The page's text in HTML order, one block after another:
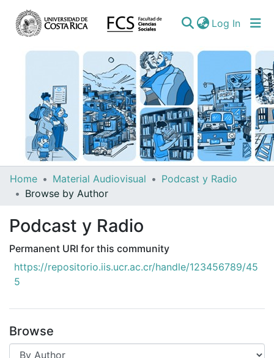
Log In
Communities
All of DSpace
Home Material Audiovisual
Podcast y Radio
Browse by Author
Podcast y Radio
Permanent URI for this community
https://repositorio.iis.ucr.ac.cr/handle/123456789/45
5
Browse